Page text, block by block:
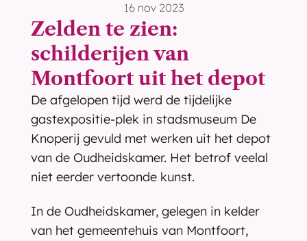
16 nov 2023
Zelden te zien:
schilderijen van
Montfoort uit het depot
De afgelopen tijd werd de tijdelijke
gastexpositie-plek in stadsmuseum De
Knoperij gevuld met werken uit het depot
van de Oudheidskamer. Het betrof veelal
niet eerder vertoonde kunst.
In de Oudheidskamer, gelegen in kelder
van het gemeentehuis van Montfoort,